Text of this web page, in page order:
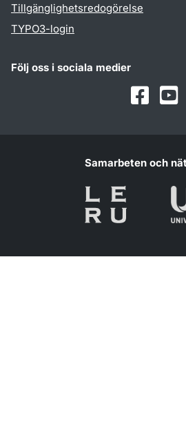
Tillgänglighetsredogörelse
TYPO3-login
Följ oss i sociala medier
Facebook
Samarbeten och